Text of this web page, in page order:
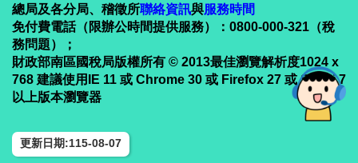
總局及各分局、稽徵所聯絡資訊與服務時間
免付費電話（限辦公時間提供服務）：0800-000-321（稅
務問題）；
財政部南區國稅局版權所有 © 2013最佳瀏覽解析度1024 x
768 建議使用IE 11 或 Chrome 30 或 Firefox 27 或 Safari 7
以上版本瀏覽器
更新日期:115-08-07